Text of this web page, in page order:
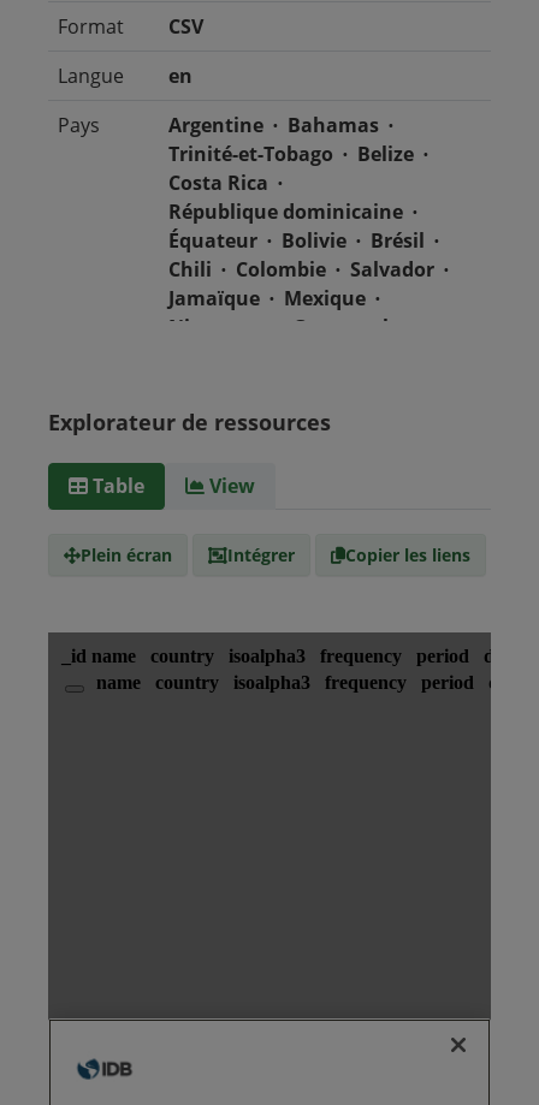
Format
CSV
Langue
en
Pays
Argentine
Bahamas
Trinité-et-Tobago
Belize
Costa Rica
République dominicaine
Équateur
Bolivie
Brésil
Chili
Colombie
Salvador
Jamaïque
Mexique
Nicaragua
Guatemala
Venezuela
Barbade
Type de
text/csv
Explorateur de ressources
Table View
Plein écran Intégrer Copier les liens